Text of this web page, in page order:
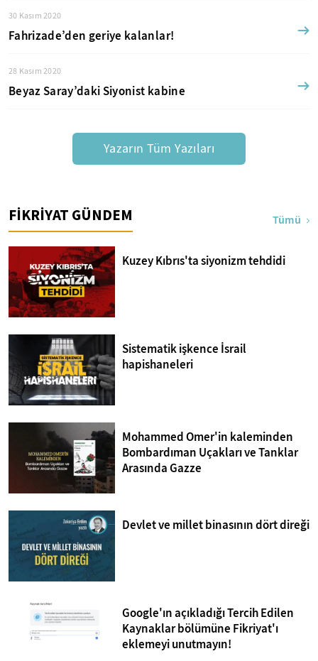
30 Kasım 2020
Fahrizade’den geriye kalanlar!
28 Kasım 2020
Beyaz Saray’daki Siyonist kabine
Yazarın Tüm Yazıları
FİKRİYAT GÜNDEM Tümü
Kuzey Kıbrıs'ta siyonizm tehdidi
Sistematik işkence İsrail
hapishaneleri
Mohammed Omer'in kaleminden
Bombardıman Uçakları ve Tanklar
Arasında Gazze
Devlet ve millet binasının dört direği
Google'ın açıkladığı Tercih Edilen
Kaynaklar bölümüne Fikriyat'ı
eklemeyi unutmayın!